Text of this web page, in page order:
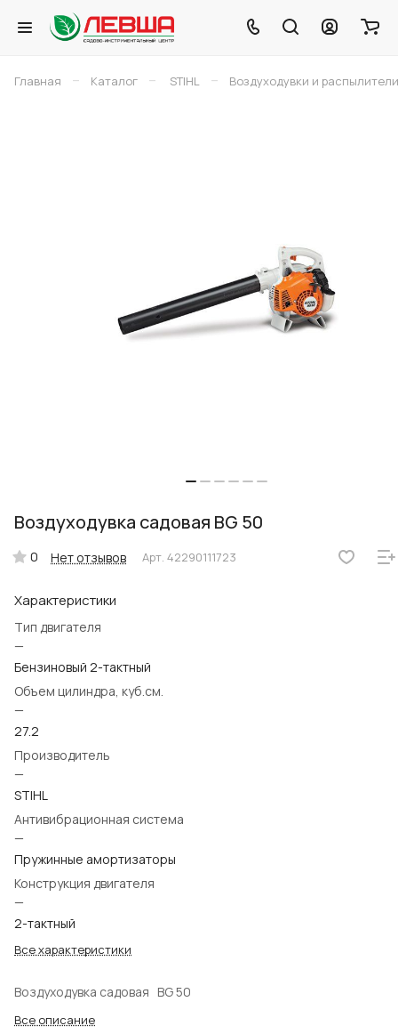
Главная – Каталог – STIHL – Воздуходувки и
Воздуходувка садовая BG 50
0 Нет отзывов Арт. 42290111723
Характеристики
Тип двигателя
—
Бензиновый 2-тактный
Объем цилиндра, куб.см.
—
27.2
Производитель
—
STIHL
Антивибрационная система
—
Пружинные амортизаторы
Конструкция двигателя
—
2-тактный
Все характеристики
Воздуходувка садовая BG 50
Все описание